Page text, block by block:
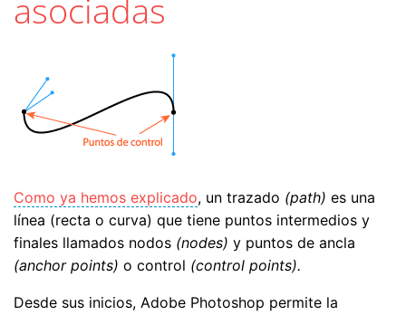
asociadas
Como ya hemos explicado, un trazado (path) es una
línea (recta o curva) que tiene puntos intermedios y
finales llamados nodos (nodes) y puntos de ancla
(anchor points) o control (control points).
Desde sus inicios, Adobe Photoshop permite la